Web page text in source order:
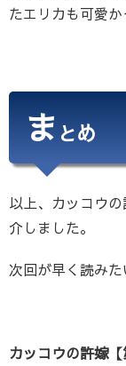
たエリカも可愛か
まとめ
以上、カッコウ
介しました。
次回が早く読みた
カッコウの許嫁